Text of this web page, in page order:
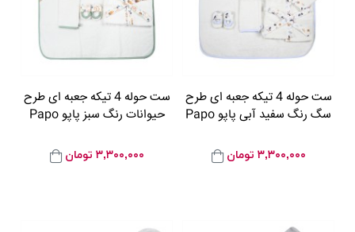
ست حوله 4 تیکه جعبه ای طرح
سگ رنگ سفید آبی پاپو Papo
۳,۳۰۰,۰۰۰ تومان
ست حوله 4 تیکه جعبه ای طرح
حیوانات رنگ سبز پاپو Papo
۳,۳۰۰,۰۰۰ تومان